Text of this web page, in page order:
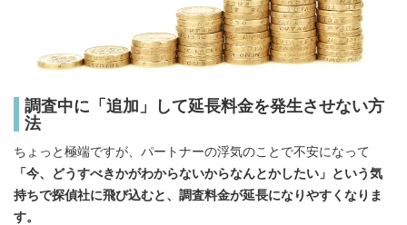
調査中に「追加」して延長料金を発生させない方
法
ちょっと極端ですが、パートナーの浮気のことで不安になって
「今、どうすべきかがわからないからなんとかしたい」という気
持ちで探偵社に飛び込むと、調査料金が延長になりやすくなりま
す。